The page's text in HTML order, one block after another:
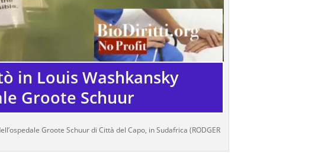
in Louis Washkansky
Groote Schuur
Groote Schuur di Città del Capo, in Sudafrica (RODGER